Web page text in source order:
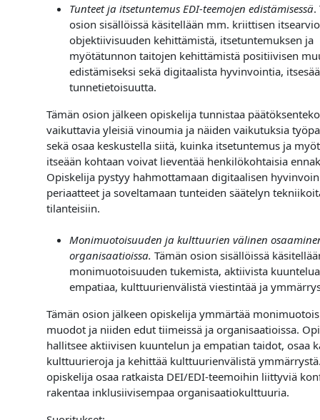
Tunteet ja itsetuntemus EDI-teemojen edistämisessä.
osion sisällöissä käsitellään mm. kriittisen
objektiivisuuden kehittämistä, itsetuntemuksen ja
myötätunnon taitojen kehittämistä positiivisen
edistämiseksi sekä digitaalista hyvinvointia,
tunnetietoisuutta.
Tämän osion jälkeen opiskelija tunnistaa
vaikuttavia yleisiä vinoumia ja näiden vaikutuksia
sekä osaa keskustella siitä, kuinka itsetuntemus ja
itseään kohtaan voivat lieventää henkilökohtaisia
Opiskelija pystyy hahmottamaan digitaalisen
periaatteet ja soveltamaan tunteiden säätelyn
tilanteisiin.
Monimuotoisuuden ja kulttuurien välinen
organisaatioissa.Tämän osion sisällöissä
monimuotoisuuden tukemista, aktiivista
empatiaa, kulttuurienvälistä viestintää ja
Tämän osion jälkeen opiskelija ymmärtää
muodot ja niiden edut tiimeissä ja organisaatioissa.
hallitsee aktiivisen kuuntelun ja empatian taidot, osaa
kulttuurieroja ja kehittää kulttuurienvälistä
opiskelija osaa ratkaista DEI/EDI-teemoihin liittyviä
rakentaa inklusiivisempaa organisaatiokulttuuria.